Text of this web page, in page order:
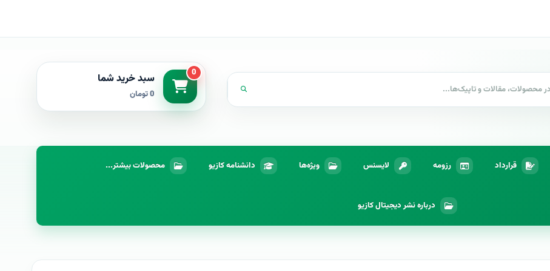
0 سبد خرید شما
0 تومان
قرارداد رزومه لایسنس ویژه‌ها دانشنامه کازیو محصولات بیشتر...
درباره نشر دیجیتال کازیو